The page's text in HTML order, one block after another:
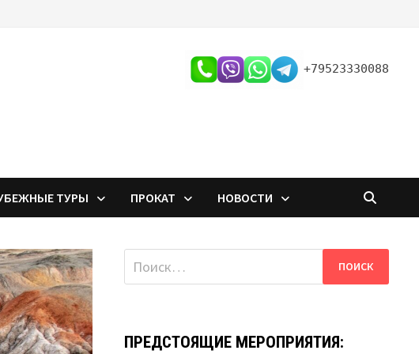
+79523330088
ТУРЫ ПРОКАТ НОВОСТИ
Найти:
ПРЕДСТОЯЩИЕ МЕРОПРИЯТИЯ: